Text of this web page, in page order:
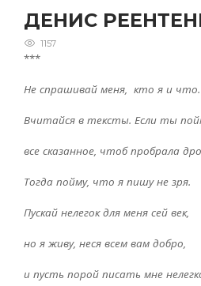
ДЕНИС
1157
***
Не спрашивай меня, кто я и что.
Вчитайся в тексты. Если ты
все сказанное, чтоб пробрала
Тогда пойму, что я пишу не зря.
Пускай нелегок для меня сей век,
но я живу, неся всем вам добро,
и пусть порой писать мне